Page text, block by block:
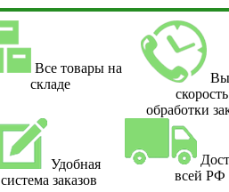
Все товары на
складе
скорость
обработки
Удобная
система заказов
всей РФ